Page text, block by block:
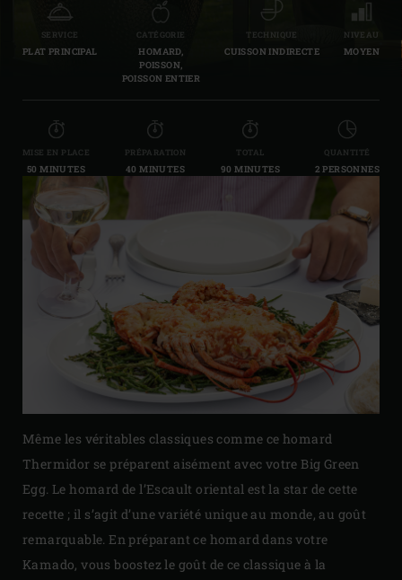
SERVICE
PLAT PRINCIPAL
CATÉGORIE
HOMARD,
POISSON,
POISSON ENTIER
TECHNIQUE
CUISSON INDIRECTE
NIVEAU
MOYEN
MISE EN PLACE
50 MINUTES
PRÉPARATION
40 MINUTES
TOTAL
90 MINUTES
QUANTITÉ
2 PERSONNES
Même les véritables classiques comme ce homard
Thermidor se préparent aisément avec votre Big Green
Egg. Le homard de l’Escault oriental est la star de cette
recette ; il s’agit d’une variété unique au monde, au goût
remarquable. En préparant ce homard dans votre
Kamado, vous boostez le goût de ce classique à la